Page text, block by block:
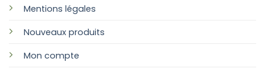
Mentions légales
Nouveaux produits
Mon compte